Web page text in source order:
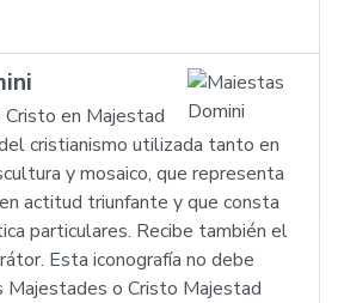
en Majestad
cristianismo utilizada tanto en
y mosaico, que representa
actitud triunfante y que consta
particulares. Recibe también el
Esta iconografía no debe
Majestades o Cristo Majestad